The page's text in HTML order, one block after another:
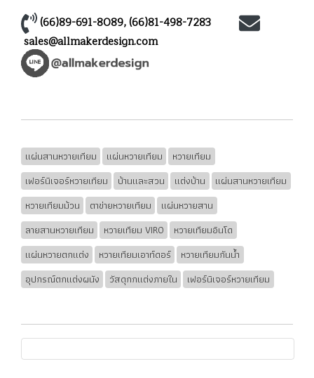
(66)89-691-8089,(66)81-498-7283
sales@allmakerdesign.com
แผ่นสานหวายเทียม แผ่นหวายเทียม
หวายเทียม
เฟอร์นิเจอร์หวายเทียม
บ้านและสวน แต่งบ้าน
แผ่นสานหวายเทียม
หวายเทียมม้วน
ตาข่ายหวายเทียม
แผ่นหวายสาน
ลายสานหวายเทียม
หวายเทียม VIRO
หวายเทียมอินโด
แผ่นหวายตกแต่ง
หวายเทียมเอาท์ดอร์
หวายเทียมกันน้ำ
อุปกรณ์ตกแต่งผนัง
วัสดุกกแต่งภายใน เฟอร์นิเจอร์หวายเทียม